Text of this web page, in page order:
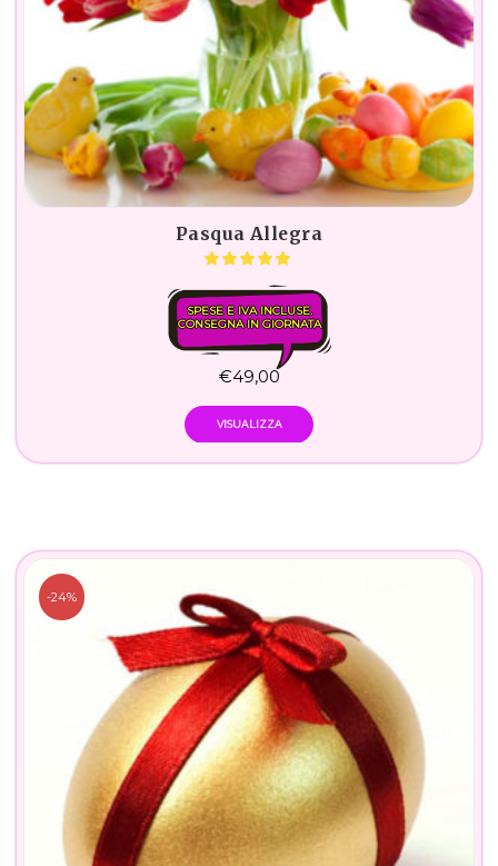
Pasqua Allegra
SPESE E IVA INCLUSE.
CONSEGNA IN GIORNATA
€49,00
VISUALIZZA
-24%